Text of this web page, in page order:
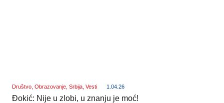
Društvo Obrazovanje Srbija Vesti 1.04.26
Đokić: Nije u zlobi, u znanju je moć!